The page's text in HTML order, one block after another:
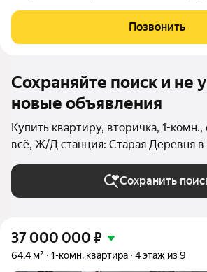
стороны дом 16 в 3-х минутах ходьбы от
Здесь время течет иначе - сквозь
Позвонить
Сохраняйте поиск и не
новые объявления
Купить квартиру, вторичка, 1-
всё, Ж/Д станция: Старая Деревня в
Петербурге и ЛО
Сохранить
37 000 000 ₽
64,4 м² 1-комн. квартира 4 этаж из 9